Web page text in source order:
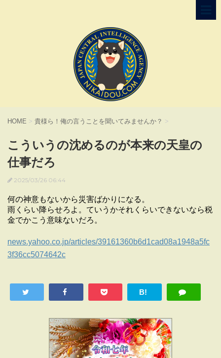
HOME > 貴様ら！俺の言うことを聞いてみませんか？ >
こういうの沈めるのが本来の天皇の
仕事だろ
2025/03/26 06:44
何の神意もないから災害ばかりになる。
雨くらい降らせろよ。ていうかそれくらいできないなら税
金でかこう意味ないだろ。
news.yahoo.co.jp/articles/39161360b6d1cad08a1948a5fc
3f36cc5074642c
B!